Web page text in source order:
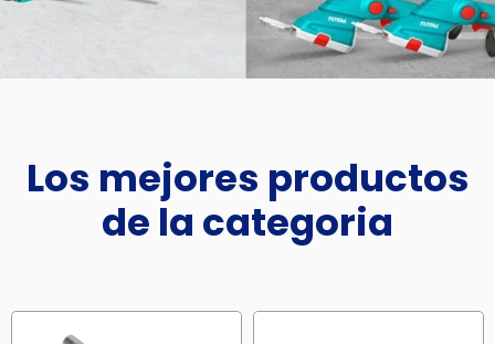
Los mejores productos
de la categoria